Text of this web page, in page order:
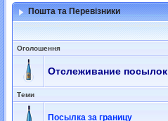
Пошта та Перевізники
Оголошення
Отслеживание посылок
Теми
Посылка за границу